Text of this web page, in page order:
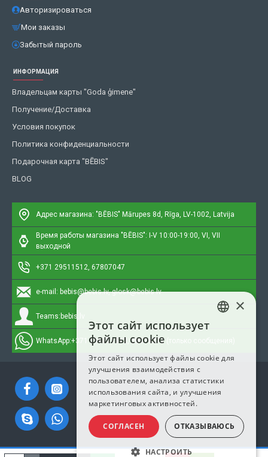
Авторизироваться
Мои заказы
Забытый пароль
ИНФОРМАЦИЯ
Владельцам карты "Goda ģimene"
Получение/Доставка
Условия покупок
Политика конфиденциальности
Подарочная карта "BĒBIS"
BLOG
Адрес магазина: "BĒBIS" Mārupes 8d, Rīga, LV-1002, Latvija
Время работы магазина "BĒBIS": I-V 10:00-19:00, VI, VII
выходной
+371 29511512, 67807047
e-mail: bebis@bebis.lv, glosk@bebis.lv
Teams: bebis.lv
WhatsApp:+371 295511512, 20579272 (только сообщения)
Copyright © 2023, Bebis.lv, Все права защищены
×
Этот сайт использует
файлы cookie
Этот сайт использует файлы cookie для
улучшения взаимодействия с
пользователем, анализа статистики
использования сайта, и улучшения
маркетинговых активностей.
СОГЛАСЕН ОТКАЗЫВАЮСЬ
НАСТРОИТЬ